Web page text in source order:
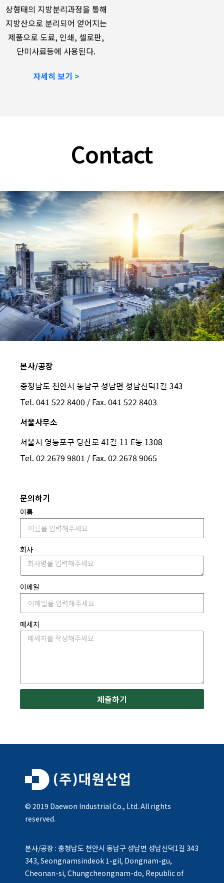
상형태의 지방분리과정을 통해
지방산으로 분리되어 얻어지는
제품으로 도료, 인쇄, 셀로판,
단미사료등에 사용된다.
자세히 보기 >
Contact
본사/공장
충청남도 천안시 동남구 성남면 성남신덕1길 343
Tel. 041 522 8400 / Fax. 041 522 8403
서울사무소
서울시 영등포구 당산로 41길 11 E동 1308
Tel. 02 2679 9801 / Fax. 02 2678 9065
문의하기
이름
회사
이메일
메세지
제출하기
© 2019 Daewon Industrial Co., Ltd. All rights
reserved.
본사/공장 : 충청남도 천안시 동남구 성남면 성남신덕1길 343
343, Seongnamsindeok 1-gil, Dongnam-gu,
Cheonan-si, Chungcheongnam-do, Republic of